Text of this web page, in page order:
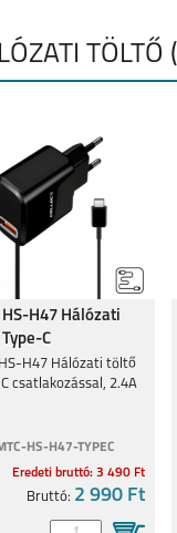
TÖLTŐ
HS-H47 Hálózati
C
H47 Hálózati töltő
csatlakozással, 2.4A
HS-H47-TYPEC
Eredeti bruttó: 3 490 Ft
Bruttó: 2 990 Ft